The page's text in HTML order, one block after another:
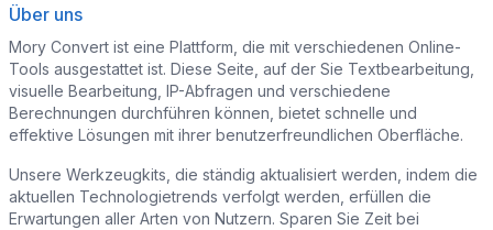
Über uns
Mory Convert ist eine Plattform, die mit verschiedenen Online-
Tools ausgestattet ist. Diese Seite, auf der Sie Textbearbeitung,
visuelle Bearbeitung, IP-Abfragen und verschiedene
Berechnungen durchführen können, bietet schnelle und
effektive Lösungen mit ihrer benutzerfreundlichen Oberfläche.
Unsere Werkzeugkits, die ständig aktualisiert werden, indem die
aktuellen Technologietrends verfolgt werden, erfüllen die
Erwartungen aller Arten von Nutzern. Sparen Sie Zeit bei